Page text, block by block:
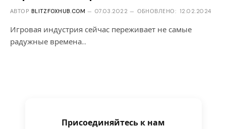
АВТОР BLITZFOXHUB.COM 07.03.2022 ОБНОВЛЕНО: 12.02.2024
Игровая индустрия сейчас переживает не самые
радужные времена…
Присоединяйтесь к нам